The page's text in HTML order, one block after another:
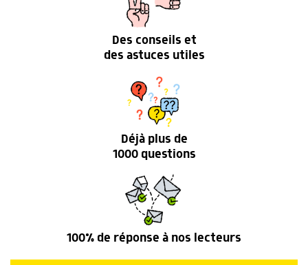
Des conseils et
des astuces utiles
Déjà plus de
1000 questions
100% de réponse à nos lecteurs